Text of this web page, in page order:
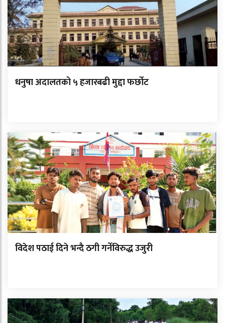
धनुषा अदालतको ५ हजारबढी मुद्दा फर्छोट
विदेश पठाई दिने भन्दै ठगी गर्नेविरुद्ध उजुरी